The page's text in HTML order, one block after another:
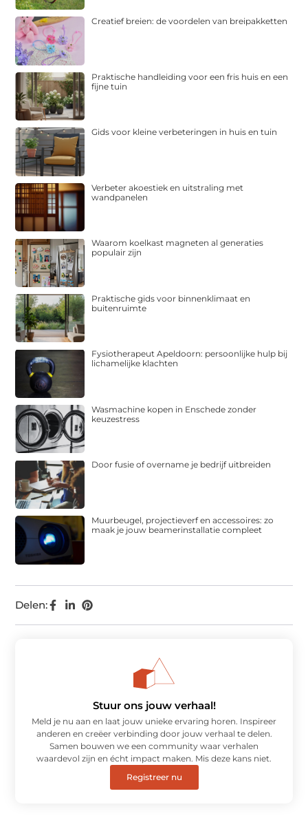
Delen:
Creatief breien: de voordelen van breipakketten
Praktische handleiding voor een fris huis en een
fijne tuin
Gids voor kleine verbeteringen in huis en tuin
Verbeter akoestiek en uitstraling met
wandpanelen
Waarom koelkast magneten al generaties
populair zijn
Praktische gids voor binnenklimaat en
buitenruimte
Fysiotherapeut Apeldoorn: persoonlijke hulp bij
lichamelijke klachten
Wasmachine kopen in Enschede zonder
keuzestress
Door fusie of overname je bedrijf uitbreiden
Muurbeugel, projectieverf en accessoires: zo
maak je jouw beamerinstallatie compleet
Stuur ons jouw verhaal!
Meld je nu aan en laat jouw unieke ervaring horen. Inspireer
anderen en creëer verbinding door jouw verhaal te delen.
Samen bouwen we een community waar verhalen
waardevol zijn en écht impact maken. Mis deze kans niet.
Registreer nu